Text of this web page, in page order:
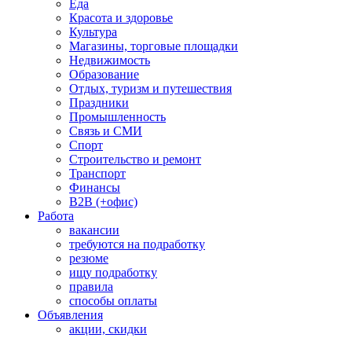
Еда
Красота и здоровье
Культура
Магазины, торговые площадки
Недвижимость
Образование
Отдых, туризм и путешествия
Праздники
Промышленность
Связь и СМИ
Спорт
Строительство и ремонт
Транспорт
Финансы
B2B (+офис)
Работа
вакансии
требуются на подработку
резюме
ищу подработку
правила
способы оплаты
Объявления
акции, скидки